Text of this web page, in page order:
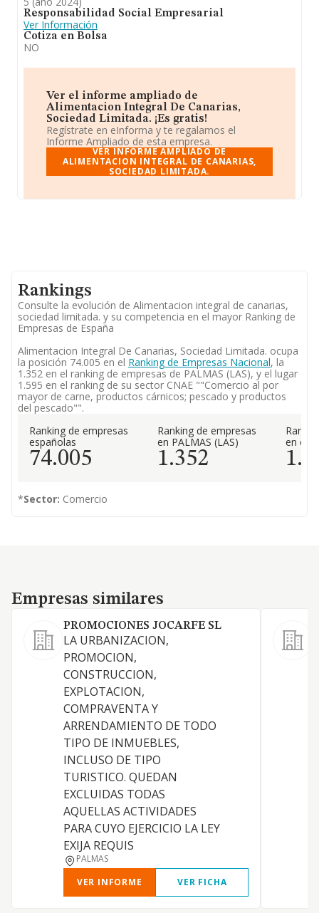
Responsabilidad Social Empresarial
Ver Información
Cotiza en Bolsa
NO
Ver el informe ampliado de
Alimentacion Integral De Canarias,
Sociedad Limitada. ¡Es gratis!
Regístrate en eInforma y te regalamos el
Informe Ampliado de esta empresa.
VER INFORME AMPLIADO DE
ALIMENTACION INTEGRAL DE CANARIAS,
SOCIEDAD LIMITADA.
Rankings
Consulte la evolución de Alimentacion integral de canarias,
sociedad limitada. y su competencia en el mayor Ranking de
Empresas de España
Alimentacion Integral De Canarias, Sociedad Limitada. ocupa
la posición 74.005 en el Ranking de Empresas Nacional, la
1.352 en el ranking de empresas de PALMAS (LAS), y el lugar
1.595 en el ranking de su sector CNAE ""Comercio al por
mayor de carne, productos cárnicos; pescado y productos
del pescado"".
Ranking de empresas
españolas
74.005
Ranking de empresas
en PALMAS (LAS)
1.352
en el
*Sector: Comercio
Empresas similares
Empresas similares
PROMOCIONES JOCARFE SL
LA URBANIZACION,
PROMOCION,
CONSTRUCCION,
EXPLOTACION,
COMPRAVENTA Y
ARRENDAMIENTO DE TODO
TIPO DE INMUEBLES,
INCLUSO DE TIPO
TURISTICO. QUEDAN
EXCLUIDAS TODAS
AQUELLAS ACTIVIDADES
PARA CUYO EJERCICIO LA LEY
EXIJA REQUIS
PALMAS
VER INFORME
VER FICHA